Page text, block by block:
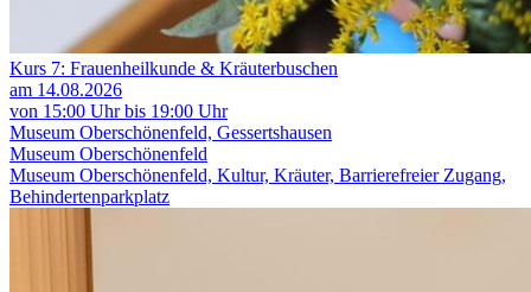
Kurs 7: Frauenheilkunde & Kräuterbuschen
am 14.08.2026
von 15:00 Uhr bis 19:00 Uhr
Museum Oberschönenfeld, Gessertshausen
Museum Oberschönenfeld
Museum Oberschönenfeld, Kultur, Kräuter, Barrierefreier Zugang,
Behindertenparkplatz